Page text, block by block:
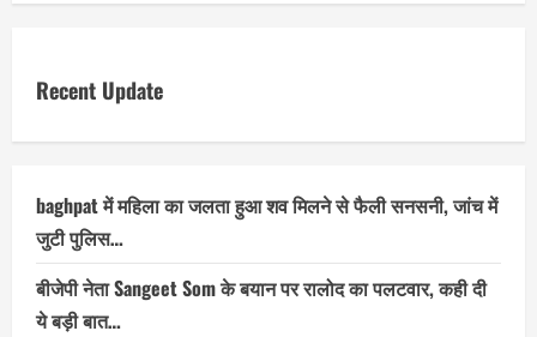
Recent Update
baghpat में महिला का जलता हुआ शव मिलने से फैली सनसनी, जांच में
जुटी पुलिस…
बीजेपी नेता Sangeet Som के बयान पर रालोद का पलटवार, कही दी
ये बड़ी बात…